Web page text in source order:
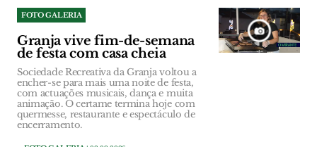
FOTO GALERIA
Granja vive fim-de-semana
de festa com casa cheia
Sociedade Recreativa da Granja voltou a
encher-se para mais uma noite de festa,
com actuações musicais, dança e muita
animação. O certame termina hoje com
quermesse, restaurante e espectáculo de
encerramento.